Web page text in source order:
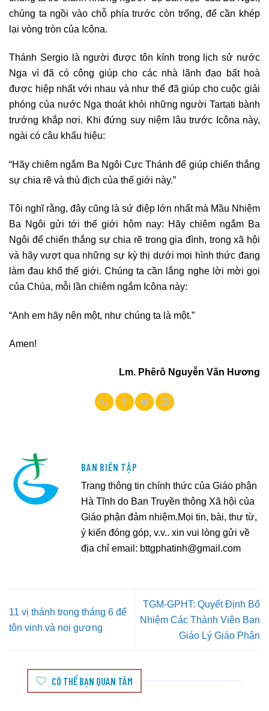
chúng ta ngồi vào chỗ phía trước còn trống, để cần khép
lại vòng tròn của Icôna.
Thánh Sergio là người được tôn kính trong lịch sử nước
Nga vì đã có công giúp cho các nhà lãnh đạo bất hoà
được hiệp nhất với nhau và như thế đã giúp cho cuộc giải
phóng của nước Nga thoát khỏi những người Tartati bành
trướng khắp nơi. Khi đứng suy niệm lâu trước Icôna này,
ngài có câu khẩu hiệu:
“Hãy chiêm ngắm Ba Ngôi Cực Thánh để giúp chiến thắng
sự chia rẽ và thù địch của thế giới này.”
Tôi nghĩ rằng, đây cũng là sứ điệp lớn nhất mà Mầu Nhiệm
Ba Ngôi gửi tới thế giới hôm nay: Hãy chiêm ngắm Ba
Ngôi để chiến thắng sự chia rẽ trong gia đình, trong xã hội
và hãy vượt qua những sự kỳ thị dưới mọi hình thức đang
làm đau khổ thế giới. Chúng ta cần lắng nghe lời mời gọi
của Chúa, mỗi lần chiêm ngắm Icôna này:
“Anh em hãy nên một, như chúng ta là một.”
Amen!
Lm. Phêrô Nguyễn Văn Hương
BAN BIÊN TẬP
Trang thông tin chính thức của Giáo phận
Hà Tĩnh do Ban Truyền thông Xã hội của
Giáo phận đảm nhiệm.Mọi tin, bài, thư từ,
ý kiến đóng góp, v.v.. xin vui lòng gửi về
địa chỉ email: bttgphatinh@gmail.com
11 vị thánh trong tháng 6 để
tôn vinh và noi gương
TGM-GPHT: Quyết Định Bổ
Nhiệm Các Thành Viên Ban
Giáo Lý Giáo Phận
CÓ THỂ BẠN QUAN TÂM